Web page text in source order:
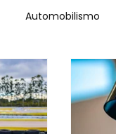
Automobilismo
Copa do Brasil de Kart